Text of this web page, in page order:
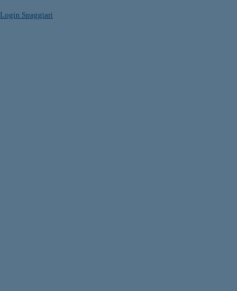
Login Spaggiari